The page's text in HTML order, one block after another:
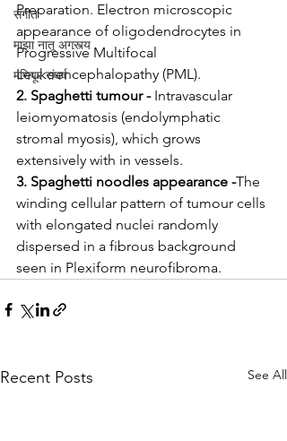
संगीत
माझा नातू अगस्त्य
मणिपूर संघर्ष
Preparation. Electron microscopic
appearance of oligodendrocytes in
Progressive Multifocal
Leukoencephalopathy (PML).
2. Spaghetti tumour - Intravascular
leiomyomatosis (endolymphatic
stromal myosis), which grows
extensively with in vessels.
3. Spaghetti noodles appearance -The
winding cellular pattern of tumour cells
with elongated nuclei randomly
dispersed in a fibrous background
seen in Plexiform neurofibroma.
Recent Posts See All